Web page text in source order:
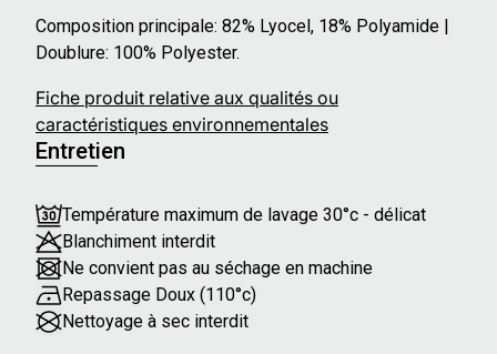
Composition principale: 82% Lyocel, 18% Polyamide |
Doublure: 100% Polyester.
Fiche produit relative aux qualités ou
caractéristiques environnementales
Entretien
Température maximum de lavage 30°c - délicat
Blanchiment interdit
Ne convient pas au séchage en machine
Repassage Doux (110°c)
Nettoyage à sec interdit